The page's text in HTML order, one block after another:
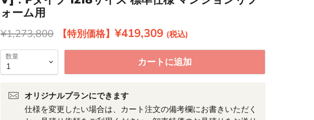
ォーム用
元の価格
¥1,273,800 現在の価格
¥419,309
数量 カートに追加
オリジナルプランにできます
仕様を変更したい場合は、カート注文の備考欄にお書きいただく